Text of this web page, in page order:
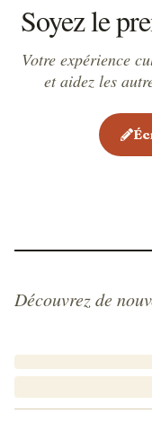
Soyez le
Votre expérience
et aidez les
Découvrez de